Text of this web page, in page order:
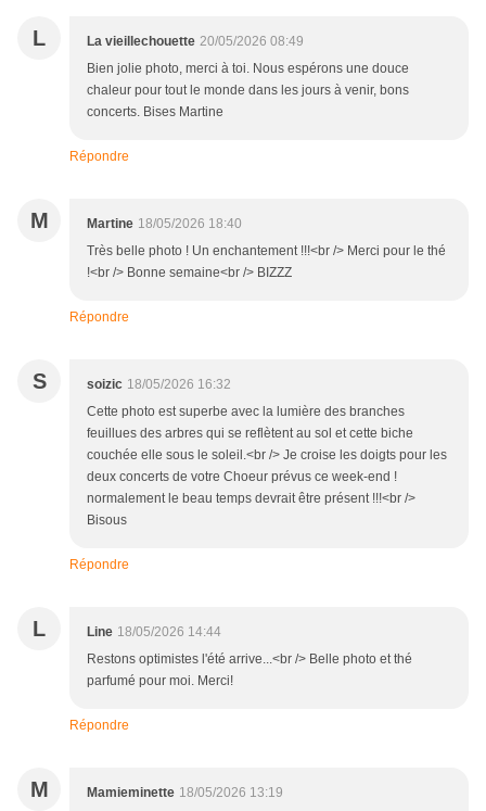
L La vieillechouette 20/05/2026 08:49
Bien jolie photo, merci à toi. Nous espérons une douce
chaleur pour tout le monde dans les jours à venir, bons
concerts. Bises Martine
Répondre
M Martine 18/05/2026 18:40
Très belle photo ! Un enchantement !!!<br /> Merci pour le thé
!<br /> Bonne semaine<br /> BIZZZ
Répondre
S soizic 18/05/2026 16:32
Cette photo est superbe avec la lumière des branches
feuillues des arbres qui se reflètent au sol et cette biche
couchée elle sous le soleil.<br /> Je croise les doigts pour les
deux concerts de votre Choeur prévus ce week-end !
normalement le beau temps devrait être présent !!!<br />
Bisous
Répondre
L Line 18/05/2026 14:44
Restons optimistes l'été arrive...<br /> Belle photo et thé
parfumé pour moi. Merci!
Répondre
M Mamieminette 18/05/2026 13:19